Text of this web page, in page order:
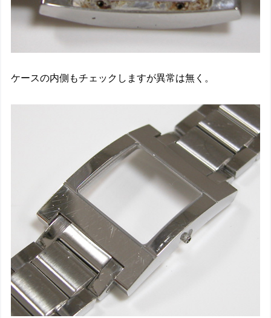
ケースの内側もチェックしますが異常は無く。